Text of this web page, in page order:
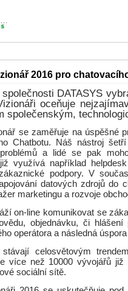
2016 pro
DATASYS
oceňuje
společenským,
se zaměřuje na úspěšné
Chatbotu. Náš nástroj
a lidé se pak
již využívá například
podpory. V
datových zdrojů do
marketingu a rozvoje
on-line komunikovat se
objednávku, či
operátora a následná
celosvětovým
více než 10000 vývojářů
sociální sítě.